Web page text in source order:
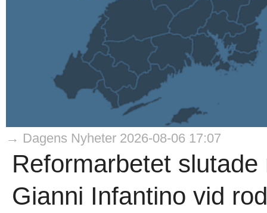
→ Dagens Nyheter 2026-08-06 17:07
Reformarbetet
Gianni Infantino vid